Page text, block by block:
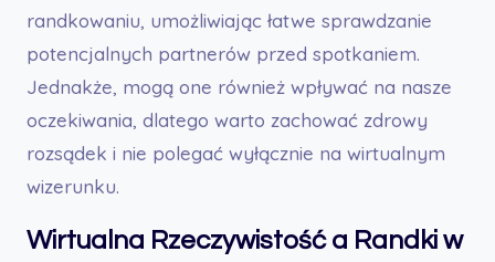
randkowaniu, umożliwiając łatwe sprawdzanie
potencjalnych partnerów przed spotkaniem.
Jednakże, mogą one również wpływać na nasze
oczekiwania, dlatego warto zachować zdrowy
rozsądek i nie polegać wyłącznie na wirtualnym
wizerunku.
Wirtualna Rzeczywistość a Randki w